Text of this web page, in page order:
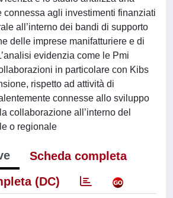
connessa agli investimenti finanziati
all’interno dei bandi di supporto
delle imprese manifatturiere e di
evidenzia come le Pmi
in particolare con Kibs
rispetto ad attività di
connesse allo sviluppo
collaborazione all’interno del
o regionale
Scheda completa
(DC)